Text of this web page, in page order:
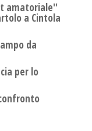
amatoriale''
a Cintola
da
per lo